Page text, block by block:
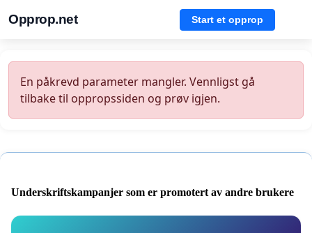
Opprop.net Start et opprop
En påkrevd parameter mangler. Vennligst gå
tilbake til oppropssiden og prøv igjen.
Underskriftskampanjer som er promotert av andre brukere